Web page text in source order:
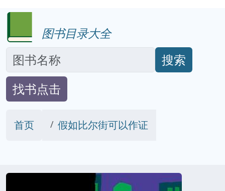
图书目录大全
搜索
找书点击
首页 假如比尔街可以作证